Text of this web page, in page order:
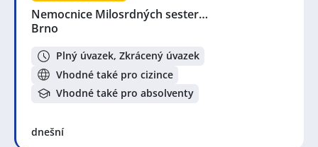
Nemocnice Milosrdných sester…
Brno
Plný úvazek, Zkrácený úvazek
Vhodné také pro cizince
Vhodné také pro absolventy
dnešní